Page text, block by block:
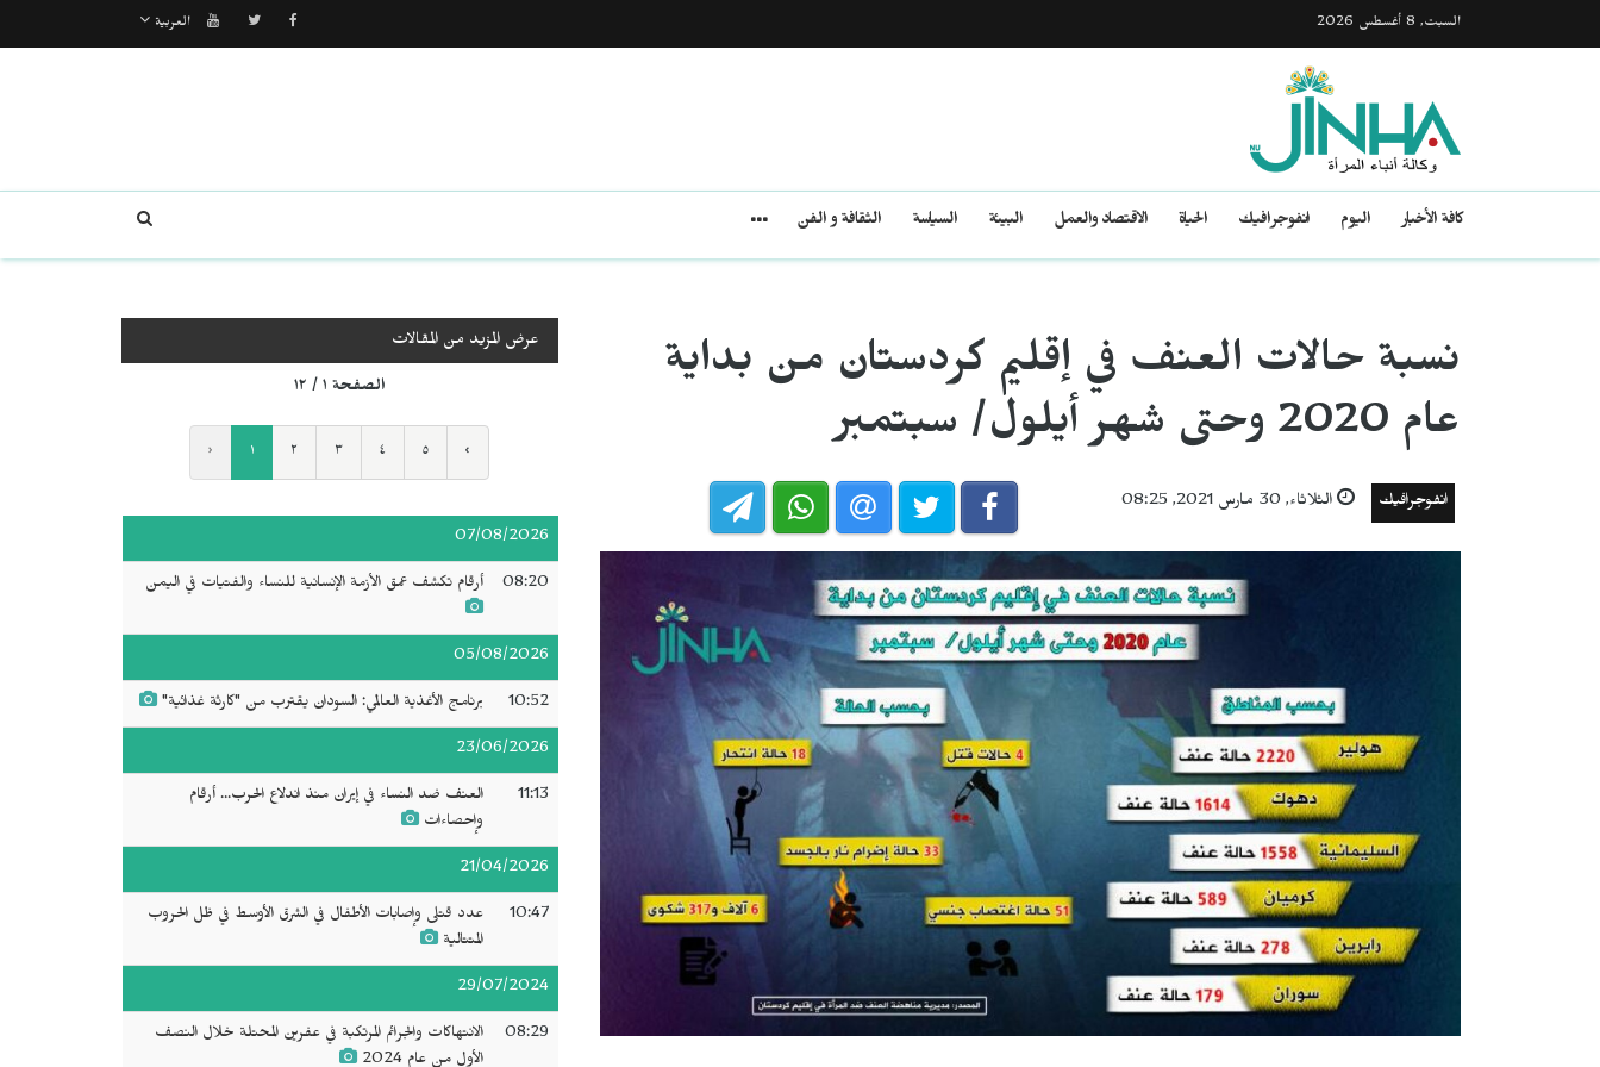
السبت, 8 أغسطس 2026 العربية
كافة الأخبار اليوم انفوجرافيك الحياة الاقتصاد والعمل البيئة السياسة الثقافة و الفن
نسبة حالات العنف في إقليم كردستان من بداية
عام 2020 وحتى شهر أيلول/ سبتمبر
انفوجرافيك الثلاثاء, 30 مارس 2021, 08:25
عرض المزيد من المقالات
الصفحة ١ / ١٢
‹ ١ ٢ ٣ ٤ ٥ ›
07/08/2026
08:20 أرقام تكشف عمق الأزمة الإنسانية للنساء والفتيات في اليمن
05/08/2026
10:52 برنامج الأغذية العالمي: السودان يقترب من "كارثة غذائية"
23/06/2026
11:13
العنف ضد النساء في إيران منذ اندلاع الحرب... أرقام
وإحصاءات
21/04/2026
10:47
عدد قتلى وإصابات الأطفال في الشرق الأوسط في ظل الحروب
المتتالية
29/07/2024
08:29
الانتهاكات والجرائم المرتكبة في عفرين المحتلة خلال النصف
الأول من عام 2024